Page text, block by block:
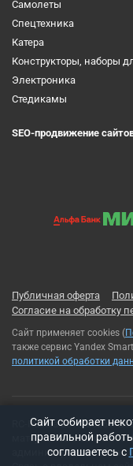
Самолеты
Спецтехника
Катера
Электроника
Cтедикамы
SEO-продвижение
Публичная оферта
Согласие на обработку
Сайт применяет cookies (
также сервис Yandex
политикой обработки
RC-Russia 2013-2026©
материалов с сайта
администрации сайта
Cайт собирает
правильной
соглашаетесь с